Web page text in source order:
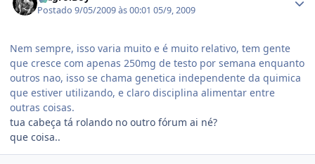
Postado9/05/2009 às 00:0105/9, 2009
Nem sempre, isso varia muito e é muito relativo, tem gente
que cresce com apenas 250mg de testo por semana enquanto
outros nao, isso se chama genetica independente da quimica
que estiver utilizando, e claro disciplina alimentar entre
outras coisas.
tua cabeça tá rolando no outro fórum ai né?
que coisa..